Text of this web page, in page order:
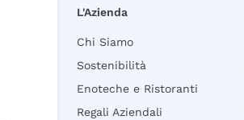
L'Azienda
Chi Siamo
Sostenibilità
Enoteche e Ristoranti
Regali Aziendali